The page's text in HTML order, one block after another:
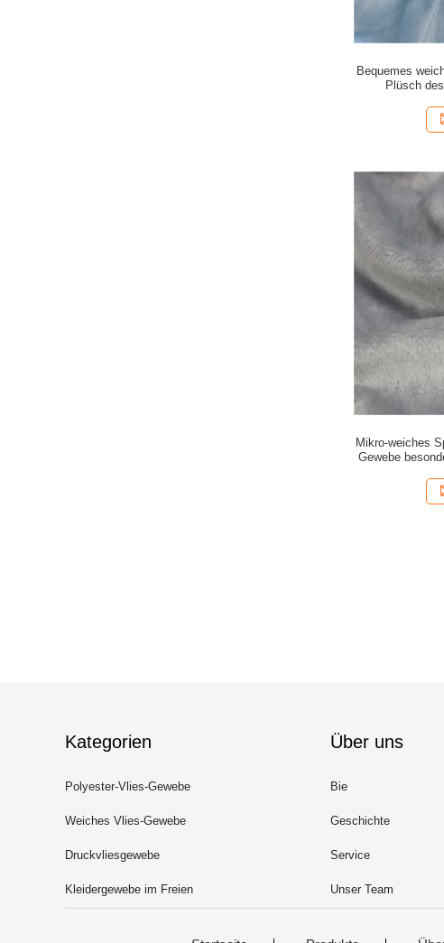
Bequemes
Plüsch
Mikro-weiches
Gewebe
Kategorien
Polyester-Vlies-Gewebe
Weiches Vlies-Gewebe
Druckvliesgewebe
Kleidergewebe im Freien
Über uns
Bie
Geschichte
Service
Unser Team